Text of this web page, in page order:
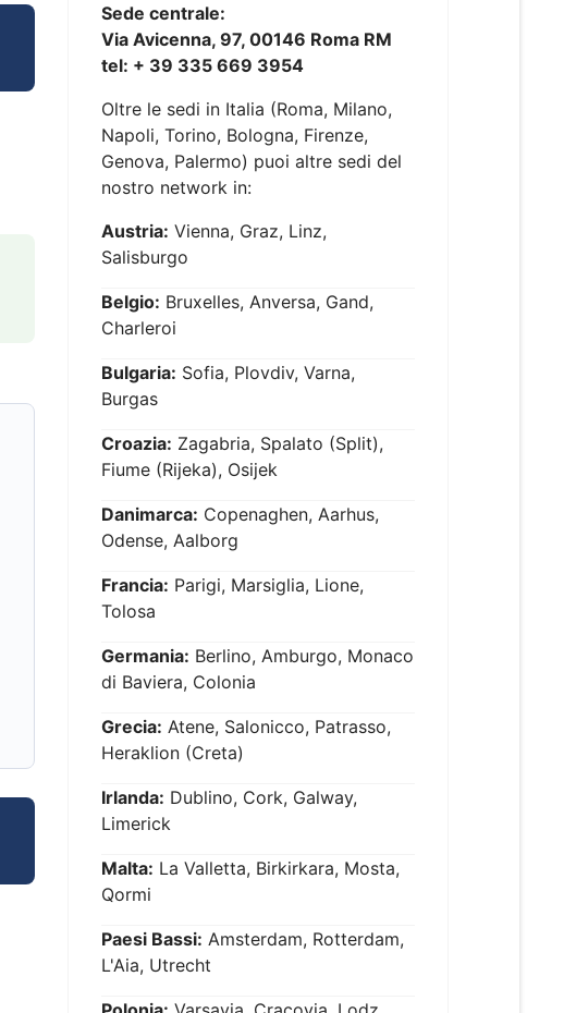
Sede centrale:
Via Avicenna, 97, 00146 Roma RM
tel: + 39 335 669 3954
Oltre le sedi in Italia (Roma, Milano,
Napoli, Torino, Bologna, Firenze,
Genova, Palermo) puoi altre sedi del
nostro network in:
Austria: Vienna, Graz, Linz,
Salisburgo
Belgio: Bruxelles, Anversa, Gand,
Charleroi
Bulgaria: Sofia, Plovdiv, Varna,
Burgas
Croazia: Zagabria, Spalato (Split),
Fiume (Rijeka), Osijek
Danimarca: Copenaghen, Aarhus,
Odense, Aalborg
Francia: Parigi, Marsiglia, Lione,
Tolosa
Germania: Berlino, Amburgo, Monaco
di Baviera, Colonia
Grecia: Atene, Salonicco, Patrasso,
Heraklion (Creta)
Irlanda: Dublino, Cork, Galway,
Limerick
Malta: La Valletta, Birkirkara, Mosta,
Qormi
Paesi Bassi: Amsterdam, Rotterdam,
L'Aia, Utrecht